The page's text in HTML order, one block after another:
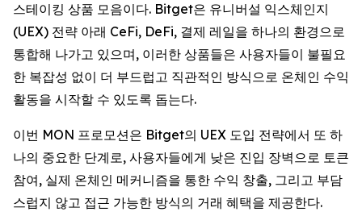
스테이킹 상품 모음이다. Bitget은 유니버설 익스체인지
(UEX) 전략 아래 CeFi, DeFi, 결제 레일을 하나의 환경으로
통합해 나가고 있으며, 이러한 상품들은 사용자들이 불필요
한 복잡성 없이 더 부드럽고 직관적인 방식으로 온체인 수익
활동을 시작할 수 있도록 돕는다.
이번 MON 프로모션은 Bitget의 UEX 도입 전략에서 또 하
나의 중요한 단계로, 사용자들에게 낮은 진입 장벽으로 토큰
참여, 실제 온체인 메커니즘을 통한 수익 창출, 그리고 부담
스럽지 않고 접근 가능한 방식의 거래 혜택을 제공한다.